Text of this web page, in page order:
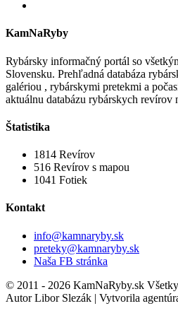
KamNaRyby
Rybársky informačný portál so
Slovensku. Prehľadná databáza
galériou , rybárskymi pretekmi a
aktuálnu databázu rybárskych revírov
Štatistika
1814 Revírov
516 Revírov s mapou
1041 Fotiek
Kontakt
info@kamnaryby.sk
preteky@kamnaryby.sk
Naša FB stránka
© 2011 - 2026 KamNaRyby.sk
Autor Libor Slezák | Vytvorila